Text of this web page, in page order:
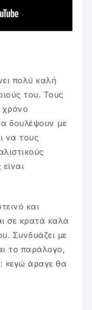
πολύ καλή
του. Τους
χρόνο
δουλέψουν με
να τους
και
σε κρατά καλά
Συνδυάζει με
το παράλογο,
«εγώ άραγε θα